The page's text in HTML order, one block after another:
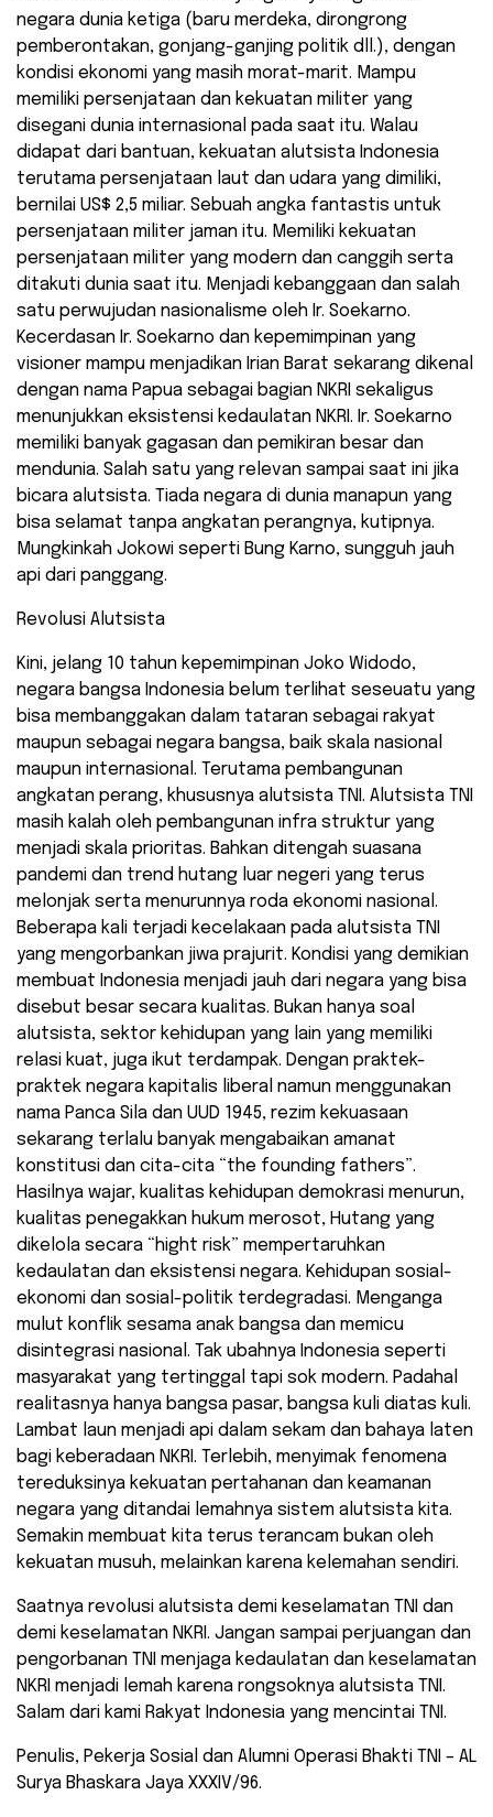
negara dunia ketiga (baru merdeka, dirongrong
pemberontakan, gonjang-ganjing politik dll.), dengan
kondisi ekonomi yang masih morat-marit. Mampu
memiliki persenjataan dan kekuatan militer yang
disegani dunia internasional pada saat itu. Walau
didapat dari bantuan, kekuatan alutsista Indonesia
terutama persenjataan laut dan udara yang dimiliki,
bernilai US$ 2,5 miliar. Sebuah angka fantastis untuk
persenjataan militer jaman itu. Memiliki kekuatan
persenjataan militer yang modern dan canggih serta
ditakuti dunia saat itu. Menjadi kebanggaan dan salah
satu perwujudan nasionalisme oleh Ir. Soekarno.
Kecerdasan Ir. Soekarno dan kepemimpinan yang
visioner mampu menjadikan Irian Barat sekarang dikenal
dengan nama Papua sebagai bagian NKRI sekaligus
menunjukkan eksistensi kedaulatan NKRI. Ir. Soekarno
memiliki banyak gagasan dan pemikiran besar dan
mendunia. Salah satu yang relevan sampai saat ini jika
bicara alutsista. Tiada negara di dunia manapun yang
bisa selamat tanpa angkatan perangnya, kutipnya.
Mungkinkah Jokowi seperti Bung Karno, sungguh jauh
api dari panggang.
Revolusi Alutsista
Kini, jelang 10 tahun kepemimpinan Joko Widodo,
negara bangsa Indonesia belum terlihat seseuatu yang
bisa membanggakan dalam tataran sebagai rakyat
maupun sebagai negara bangsa, baik skala nasional
maupun internasional. Terutama pembangunan
angkatan perang, khususnya alutsista TNI. Alutsista TNI
masih kalah oleh pembangunan infra struktur yang
menjadi skala prioritas. Bahkan ditengah suasana
pandemi dan trend hutang luar negeri yang terus
melonjak serta menurunnya roda ekonomi nasional.
Beberapa kali terjadi kecelakaan pada alutsista TNI
yang mengorbankan jiwa prajurit. Kondisi yang demikian
membuat Indonesia menjadi jauh dari negara yang bisa
disebut besar secara kualitas. Bukan hanya soal
alutsista, sektor kehidupan yang lain yang memiliki
relasi kuat, juga ikut terdampak. Dengan praktek-
praktek negara kapitalis liberal namun menggunakan
nama Panca Sila dan UUD 1945, rezim kekuasaan
sekarang terlalu banyak mengabaikan amanat
konstitusi dan cita-cita “the founding fathers”.
Hasilnya wajar, kualitas kehidupan demokrasi menurun,
kualitas penegakkan hukum merosot, Hutang yang
dikelola secara “hight risk” mempertaruhkan
kedaulatan dan eksistensi negara. Kehidupan sosial-
ekonomi dan sosial-politik terdegradasi. Menganga
mulut konflik sesama anak bangsa dan memicu
disintegrasi nasional. Tak ubahnya Indonesia seperti
masyarakat yang tertinggal tapi sok modern. Padahal
realitasnya hanya bangsa pasar, bangsa kuli diatas kuli.
Lambat laun menjadi api dalam sekam dan bahaya laten
bagi keberadaan NKRI. Terlebih, menyimak fenomena
tereduksinya kekuatan pertahanan dan keamanan
negara yang ditandai lemahnya sistem alutsista kita.
Semakin membuat kita terus terancam bukan oleh
kekuatan musuh, melainkan karena kelemahan sendiri.
Saatnya revolusi alutsista demi keselamatan TNI dan
demi keselamatan NKRI. Jangan sampai perjuangan dan
pengorbanan TNI menjaga kedaulatan dan keselamatan
NKRI menjadi lemah karena rongsoknya alutsista TNI.
Salam dari kami Rakyat Indonesia yang mencintai TNI.
Penulis, Pekerja Sosial dan Alumni Operasi Bhakti TNI – AL
Surya Bhaskara Jaya XXXIV/96.